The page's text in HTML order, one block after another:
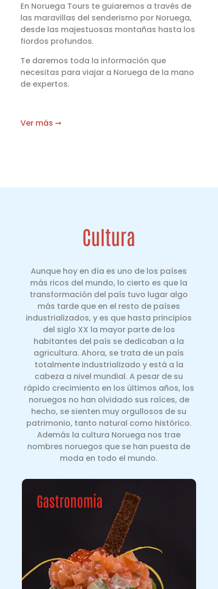
En Noruega Tours te guiaremos a través de
las maravillas del senderismo por Noruega,
desde las majestuosas montañas hasta los
fiordos profundos.
Te daremos toda la información que
necesitas para viajar a Noruega de la mano
de expertos.
Ver más ➞
Cultura
Aunque hoy en día es uno de los países
más ricos del mundo, lo cierto es que la
transformación del país tuvo lugar algo
más tarde que en el resto de países
industrializados, y es que hasta principios
del siglo XX la mayor parte de los
habitantes del país se dedicaban a la
agricultura. Ahora, se trata de un país
totalmente industrializado y está a la
cabeza a nivel mundial. A pesar de su
rápido crecimiento en los últimos años, los
noruegos no han olvidado sus raíces, de
hecho, se sienten muy orgullosos de su
patrimonio, tanto natural como histórico.
Además la cultura Noruega nos trae
nombres noruegos que se han puesta de
moda en todo el mundo.
Gastronomía